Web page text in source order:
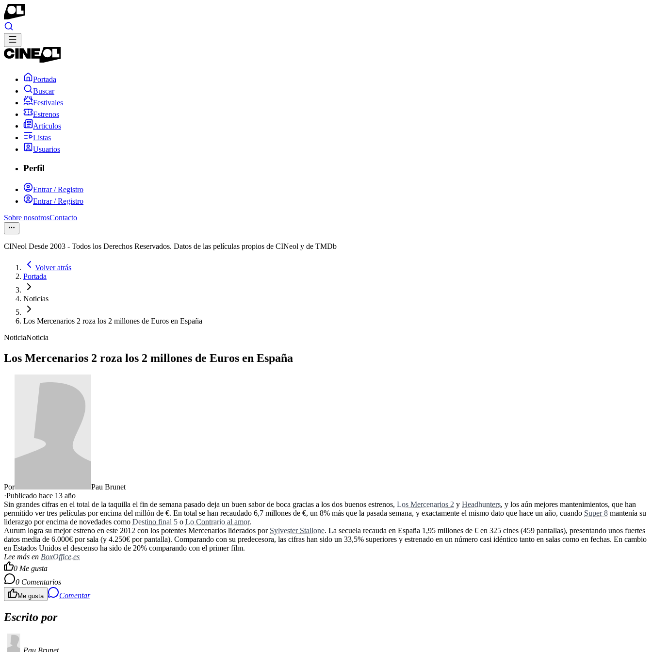
Portada
Buscar
Festivales
Estrenos
Artículos
Listas
Usuarios
Perfil
Entrar / Registro
Entrar / Registro
Sobre nosotrosContacto
CINeol Desde 2003 - Todos los Derechos Reservados. Datos de las películas propios de CINeol y de TMDb
Volver atrás
Portada
Noticias
Los Mercenarios 2 roza los 2 millones de Euros en España
NoticiaNoticia
Los Mercenarios 2 roza los 2 millones de Euros en España
Por
Pau Brunet
·Publicado hace 13 año
Sin grandes cifras en el total de la taquilla el fin de semana pasado deja un buen sabor de boca gracias a los dos buenos estrenos, Los Mercenarios 2 y Headhunters, y los aún mejores mantenimientos, que han
permitido ver tres películas por encima del millón de €. En total se han recaudado 6,7 millones de €, un 8% más que la pasada semana, y exactamente el mismo dato que hace un año, cuando Super 8 mantenía su
liderazgo por encima de novedades como Destino final 5 o Lo Contrario al amor.
Aurum logra su mejor estreno en este 2012 con los potentes Mercenarios liderados por Sylvester Stallone. La secuela recauda en España 1,95 millones de € en 325 cines (459 pantallas), presentando unos fuertes
datos media de 6.000€ por sala (y 4.250€ por pantalla). Comparando con su predecesora, las cifras han sido un 33,5% superiores y estrenado en un número casi idéntico tanto en salas como en fechas. En cambio
en Estados Unidos el descenso ha sido de 20% comparando con el primer film.
Lee más en BoxOffice.es
0 Me gusta
0 Comentarios
Me gusta Comentar
Escrito por
Pau Brunet